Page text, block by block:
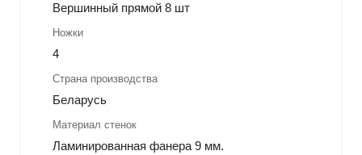
Вершинный прямой 8 шт
Ножки
4
Страна производства
Беларусь
Материал стенок
Ламинированная фанера 9 мм.